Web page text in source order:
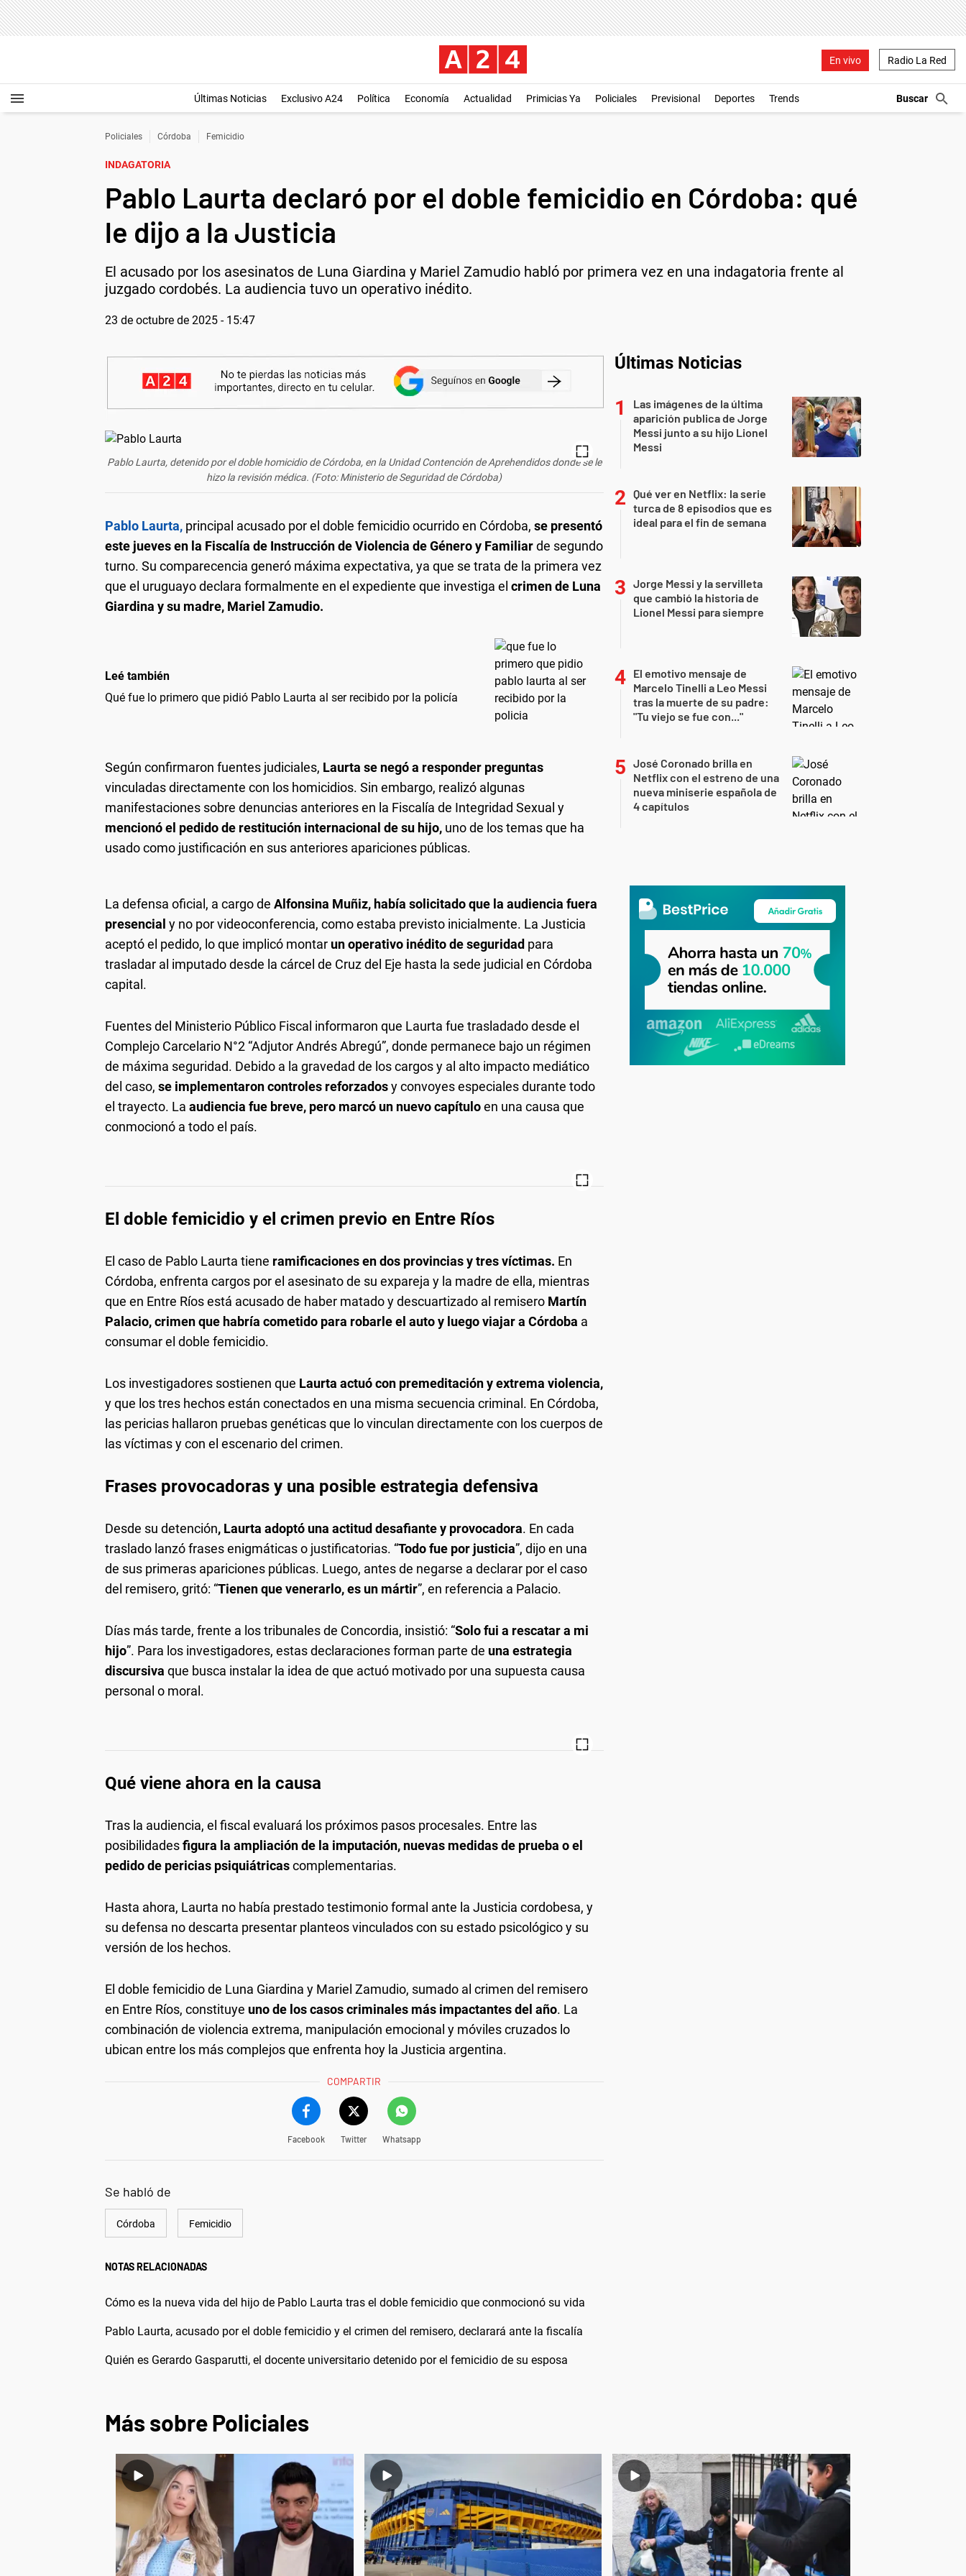
En vivo Radio La Red
Últimas Noticias Exclusivo A24 Política Economía Actualidad Primicias Ya Policiales Previsional Deportes Trends
Policiales Córdoba Femicidio
INDAGATORIA
Pablo Laurta declaró por el doble femicidio en Córdoba: qué
le dijo a la Justicia
El acusado por los asesinatos de Luna Giardina y Mariel Zamudio habló por primera vez en una indagatoria frente al
juzgado cordobés. La audiencia tuvo un operativo inédito.
23 de octubre de 2025 - 15:47
Pablo Laurta, detenido por el doble homicidio de Córdoba, en la Unidad Contención de Aprehendidos donde se le
hizo la revisión médica. (Foto: Ministerio de Seguridad de Córdoba)
Pablo Laurta, principal acusado por el doble femicidio ocurrido en Córdoba, se presentó
este jueves en la Fiscalía de Instrucción de Violencia de Género y Familiarde segundo
turno. Su comparecencia generó máxima expectativa, ya que se trata de la primera vez
que el uruguayo declara formalmente en el expediente que investiga el crimen de Luna
Giardina y su madre, Mariel Zamudio.
Leé también
Qué fue lo primero que pidió Pablo Laurta al ser recibido por la policía
Según confirmaron fuentes judiciales, Laurta se negó a responder preguntas
vinculadas directamente con los homicidios. Sin embargo, realizó algunas
manifestaciones sobre denuncias anteriores en la Fiscalía de Integridad Sexual y
mencionó el pedido de restitución internacional de su hijo, uno de los temas que ha
usado como justificación en sus anteriores apariciones públicas.
La defensa oficial, a cargo de Alfonsina Muñiz, había solicitado que la audiencia fuera
presencial y no por videoconferencia, como estaba previsto inicialmente. La Justicia
aceptó el pedido, lo que implicó montar un operativo inédito de seguridad para
trasladar al imputado desde la cárcel de Cruz del Eje hasta la sede judicial en Córdoba
capital.
Fuentes del Ministerio Público Fiscal informaron que Laurta fue trasladado desde el
Complejo Carcelario N°2 “Adjutor Andrés Abregú”, donde permanece bajo un régimen
de máxima seguridad. Debido a la gravedad de los cargos y al alto impacto mediático
del caso, se implementaron controles reforzadosy convoyes especiales durante todo
el trayecto. La audiencia fue breve, pero marcó un nuevo capítuloen una causa que
conmocionó a todo el país.
El doble femicidio y el crimen previo en Entre Ríos
El caso de Pablo Laurta tiene ramificaciones en dos provincias y tres víctimas. En
Córdoba, enfrenta cargos por el asesinato de su expareja y la madre de ella, mientras
que en Entre Ríos está acusado de haber matado y descuartizado al remisero Martín
Palacio, crimen que habría cometido para robarle el auto y luego viajar a Córdoba a
consumar el doble femicidio.
Los investigadores sostienen que Laurta actuó con premeditación y extrema violencia,
y que los tres hechos están conectados en una misma secuencia criminal. En Córdoba,
las pericias hallaron pruebas genéticas que lo vinculan directamente con los cuerpos de
las víctimas y con el escenario del crimen.
Frases provocadoras y una posible estrategia defensiva
Desde su detención, Laurta adoptó una actitud desafiante y provocadora. En cada
traslado lanzó frases enigmáticas o justificatorias. “Todo fue por justicia”, dijo en una
de sus primeras apariciones públicas. Luego, antes de negarse a declarar por el caso
del remisero, gritó: “Tienen que venerarlo, es un mártir”, en referencia a Palacio.
Días más tarde, frente a los tribunales de Concordia, insistió: “Solo fui a rescatar a mi
hijo”. Para los investigadores, estas declaraciones forman parte de una estrategia
discursiva que busca instalar la idea de que actuó motivado por una supuesta causa
personal o moral.
Qué viene ahora en la causa
Tras la audiencia, el fiscal evaluará los próximos pasos procesales. Entre las
posibilidadesfigura la ampliación de la imputación, nuevas medidas de prueba o el
pedido de pericias psiquiátricascomplementarias.
Hasta ahora, Laurta no había prestado testimonio formal ante la Justicia cordobesa, y
su defensa no descarta presentar planteos vinculados con su estado psicológico y su
versión de los hechos.
El doble femicidio de Luna Giardina y Mariel Zamudio, sumado al crimen del remisero
en Entre Ríos, constituye uno de los casos criminales más impactantes del año. La
combinación de violencia extrema, manipulación emocional y móviles cruzados lo
ubican entre los más complejos que enfrenta hoy la Justicia argentina.
COMPARTIR
Facebook Twitter Whatsapp
Se habló de
Córdoba Femicidio
NOTAS RELACIONADAS
Cómo es la nueva vida del hijo de Pablo Laurta tras el doble femicidio que conmocionó su vida
Pablo Laurta, acusado por el doble femicidio y el crimen del remisero, declarará ante la fiscalía
Quién es Gerardo Gasparutti, el docente universitario detenido por el femicidio de su esposa
Últimas Noticias
Las imágenes de la última
aparición publica de Jorge
Messi junto a su hijo Lionel
Messi
Qué ver en Netflix: la serie
turca de 8 episodios que es
ideal para el fin de semana
Jorge Messi y la servilleta
que cambió la historia de
Lionel Messi para siempre
El emotivo mensaje de
Marcelo Tinelli a Leo Messi
tras la muerte de su padre:
"Tu viejo se fue con..."
José Coronado brilla en
Netflix con el estreno de una
nueva miniserie española de
4 capítulos
Más sobre Policiales